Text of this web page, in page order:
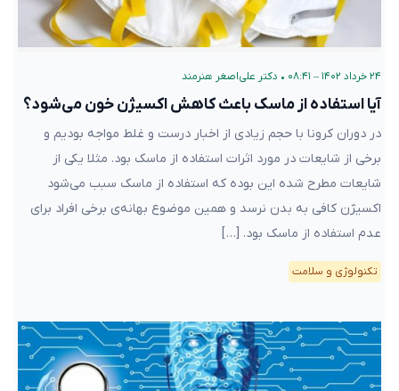
۲۴ خرداد ۱۴۰۲ – ۰۸:۴۱ • دکتر علی‌اصغر هنرمند
آیا استفاده از ماسک باعث کاهش اکسیژن خون می‌شود؟
در دوران کرونا با حجم زیادی از اخبار درست و غلط مواجه بودیم و
برخی از شایعات در مورد اثرات استفاده از ماسک بود. مثلا یکی از
شایعات مطرح شده این بوده که استفاده از ماسک سبب می‌شود
اکسیژن کافی به بدن نرسد و همین موضوع بهانه‌‌ی برخی افراد برای
عدم استفاده از ماسک بود. […]
تکنولوژی و سلامت